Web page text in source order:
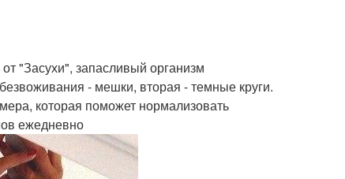
"Засухи", запасливый организм
- мешки, вторая - темные круги.
которая поможет нормализовать
ежедневно